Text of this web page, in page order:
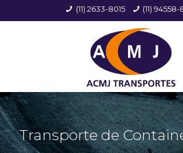
(11) 2633-8015 (11) 94558-
Transporte de